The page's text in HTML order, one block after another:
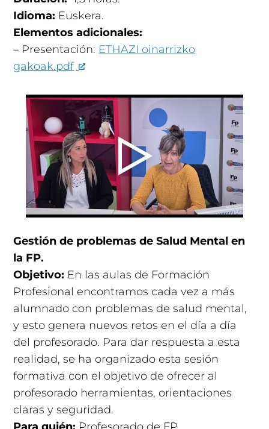
Idioma: Euskera.
Elementos adicionales:
– Presentación: ETHAZI oinarrizko
gakoak.pdf
Gestión de problemas de Salud Mental en
la FP.
Objetivo: En las aulas de Formación
Profesional encontramos cada vez a más
alumnado con problemas de salud mental,
y esto genera nuevos retos en el día a día
del profesorado. Para dar respuesta a esta
realidad, se ha organizado esta sesión
formativa con el objetivo de ofrecer al
profesorado herramientas, orientaciones
claras y seguridad.